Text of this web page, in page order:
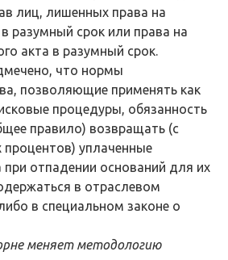
лиц, лишенных права на
разумный срок или права на
акта в разумный срок.
что нормы
позволяющие применять как
процедуры, обязанность
правило) возвращать (с
процентов) уплаченные
отпадении оснований для их
в отраслевом
в специальном законе о
меняет методологию